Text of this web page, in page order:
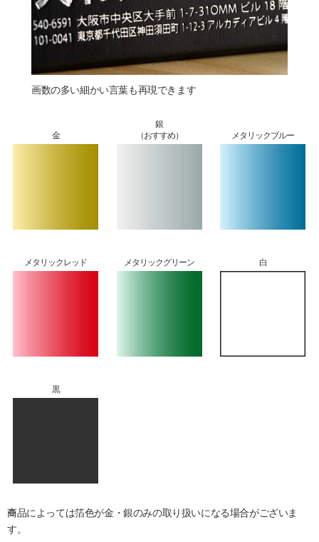
画数の多い細かい言葉も再現できます
金
銀
（おすすめ）
メタリックブルー
メタリックレッド メタリックグリーン 白
黒
商品によっては箔色が金・銀のみの取り扱いになる場合がございま
す。